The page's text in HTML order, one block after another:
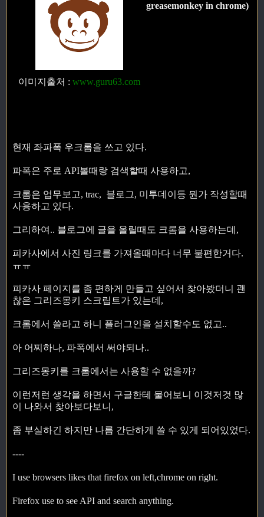
이미지출처 : www.guru63.com
greasemonkey in chrome)
현재 좌파폭 우크롬을 쓰고 있다.
파폭은 주로 API볼때랑 검색할때 사용하고,
크롬은 업무보고, trac, 블로그, 미투데이등 뭔가 작성할때
사용하고 있다.
그리하여.. 블로그에 글을 올릴때도 크롬을 사용하는데,
피카사에서 사진 링크를 가져올때마다 너무 불편한거다.
ㅠㅠ
피카사 페이지를 좀 편하게 만들고 싶어서 찾아봤더니 괜
찮은 그리즈몽키 스크립트가 있는데,
크롬에서 쓸라고 하니 플러그인을 설치할수도 없고..
아 어찌하나, 파폭에서 써야되나..
그리즈몽키를 크롬에서는 사용할 수 없을까?
이런저런 생각을 하면서 구글한테 물어보니 이것저것 많
이 나와서 찾아보다보니,
좀 부실하긴 하지만 나름 간단하게 쓸 수 있게 되어있었다.
----
I use browsers likes that firefox on left,chrome on right.
Firefox use to see API and search anything.